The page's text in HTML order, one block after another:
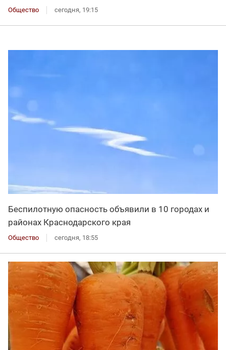
Общество сегодня, 19:15
Беспилотную опасность объявили в 10 городах и
районах Краснодарского края
Общество сегодня, 18:55